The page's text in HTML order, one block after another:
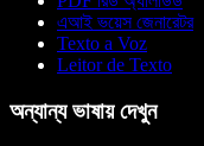
এআই ভয়েস জেনারেটর
Texto a Voz
Leitor de Texto
অন্যান্য ভাষায় দেখুন